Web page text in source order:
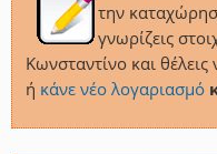
την
γνωρίζεις
Κωνσταντίνο και θέλεις
ή κάνε νέο λογαριασμό